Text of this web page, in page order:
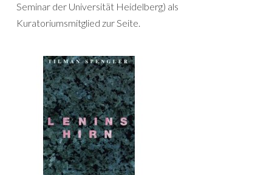
Seminar der Universität Heidelberg) als
Kuratoriumsmitglied zur Seite.